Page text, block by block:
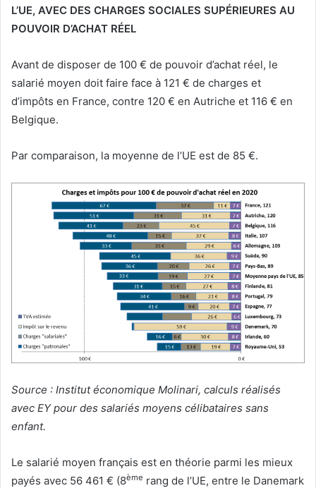
L’UE, AVEC DES CHARGES SOCIALES SUPÉRIEURES AU
POUVOIR D’ACHAT RÉEL
Avant de disposer de 100 € de pouvoir d’achat réel, le
salarié moyen doit faire face à 121 € de charges et
d’impôts en France, contre 120 € en Autriche et 116 € en
Belgique.
Par comparaison, la moyenne de l’UE est de 85 €.
Source : Institut économique Molinari, calculs réalisés
avec EY pour des salariés moyens célibataires sans
enfant.
Le salarié moyen français est en théorie parmi les mieux
payés avec 56 461 € (8ème rang de l’UE, entre le Danemark